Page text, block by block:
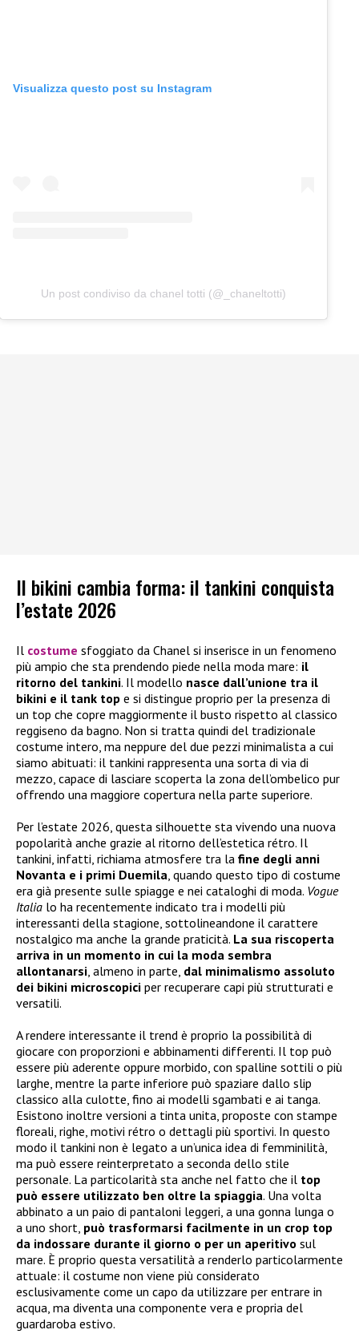
Visualizza questo post su Instagram
Un post condiviso da chanel totti (@_chaneltotti)
Il bikini cambia forma: il tankini conquista
l’estate 2026
Il costume sfoggiato da Chanel si inserisce in un fenomeno
più ampio che sta prendendo piede nella moda mare: il
ritorno del tankini. Il modello nasce dall’unione tra il
bikini e il tank top e si distingue proprio per la presenza di
un top che copre maggiormente il busto rispetto al classico
reggiseno da bagno. Non si tratta quindi del tradizionale
costume intero, ma neppure del due pezzi minimalista a cui
siamo abituati: il tankini rappresenta una sorta di via di
mezzo, capace di lasciare scoperta la zona dell’ombelico pur
offrendo una maggiore copertura nella parte superiore.
Per l’estate 2026, questa silhouette sta vivendo una nuova
popolarità anche grazie al ritorno dell’estetica rétro. Il
tankini, infatti, richiama atmosfere tra la fine degli anni
Novanta e i primi Duemila , quando questo tipo di costume
era già presente sulle spiagge e nei cataloghi di moda. Vogue
Italia lo ha recentemente indicato tra i modelli più
interessanti della stagione, sottolineandone il carattere
nostalgico ma anche la grande praticità. La sua riscoperta
arriva in un momento in cui la moda sembra
allontanarsi , almeno in parte, dal minimalismo assoluto
dei bikini microscopici per recuperare capi più strutturati e
versatili.
A rendere interessante il trend è proprio la possibilità di
giocare con proporzioni e abbinamenti differenti. Il top può
essere più aderente oppure morbido, con spalline sottili o più
larghe, mentre la parte inferiore può spaziare dallo slip
classico alla culotte, fino ai modelli sgambati e ai tanga.
Esistono inoltre versioni a tinta unita, proposte con stampe
floreali, righe, motivi rétro o dettagli più sportivi. In questo
modo il tankini non è legato a un’unica idea di femminilità,
ma può essere reinterpretato a seconda dello stile
personale. La particolarità sta anche nel fatto che il top
può essere utilizzato ben oltre la spiaggia. Una volta
abbinato a un paio di pantaloni leggeri, a una gonna lunga o
a uno short, può trasformarsi facilmente in un crop top
da indossare durante il giorno o per un aperitivo sul
mare. È proprio questa versatilità a renderlo particolarmente
attuale: il costume non viene più considerato
esclusivamente come un capo da utilizzare per entrare in
acqua, ma diventa una componente vera e propria del
guardaroba estivo.